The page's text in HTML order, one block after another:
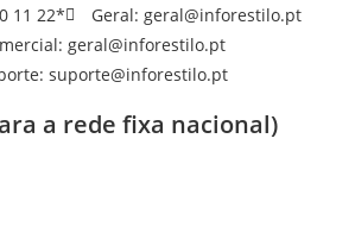
11 22*
Geral: geral@inforestilo.pt
geral@inforestilo.pt
suporte@inforestilo.pt
a rede fixa nacional)